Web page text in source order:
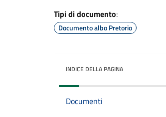
Tipi di documento:
Documento albo Pretorio
INDICE DELLA PAGINA
Documenti